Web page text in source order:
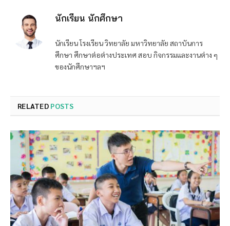
นักเรียน นักศึกษา
นักเรียน โรงเรียน วิทยาลัย มหาวิทยาลัย สถาบันการ
ศึกษา ศึกษาต่อต่างประเทศ สอบ กิจกรรมและงานต่าง ๆ
ของนักศึกษาฯลฯ
RELATED POSTS